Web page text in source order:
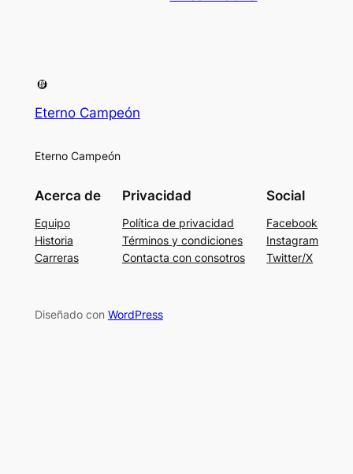
Eterno Campeón
Eterno Campeón
Acerca de
Equipo
Historia
Carreras
Privacidad
Política de privacidad
Términos y condiciones
Contacta con consotros
Social
Facebook
Instagram
Twitter/X
Diseñado con WordPress